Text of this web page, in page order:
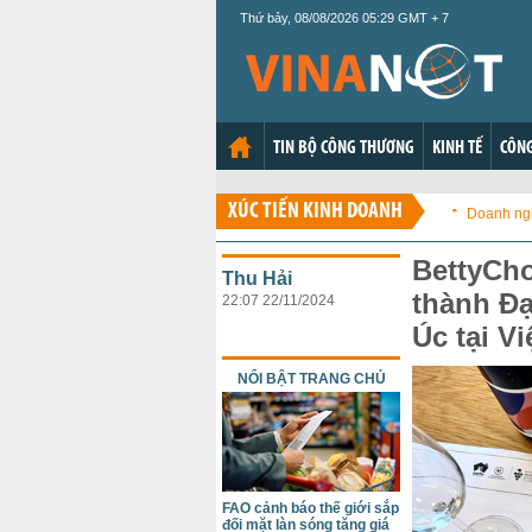
Thứ bảy, 08/08/2026 05:29 GMT + 7
TIN BỘ CÔNG THƯƠNG KINH TẾ
XÚC TIẾN KINH DOANH Doanh
thành
Úc tại
Thu Hải
22:07 22/11/2024
NỔI BẬT TRANG CHỦ
FAO cảnh báo thế giới sắp
đối mặt làn sóng tăng giá